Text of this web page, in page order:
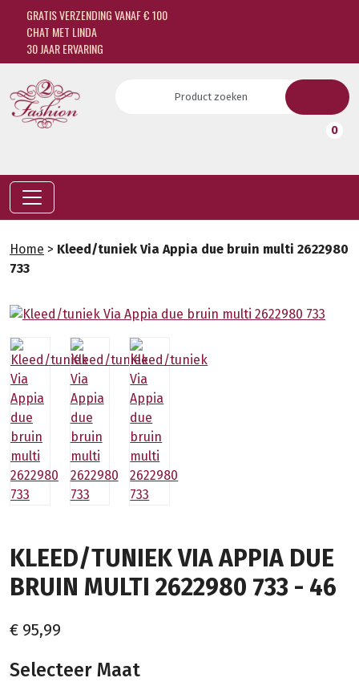
GRATIS VERZENDING VANAF € 100
CHAT MET LINDA
30 JAAR ERVARING
0
Home > Kleed/tuniek Via Appia due bruin multi 2622980
733
KLEED/TUNIEK VIA APPIA DUE
BRUIN MULTI 2622980 733 - 46
€ 95,99
Selecteer Maat